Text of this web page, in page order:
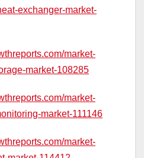
exchanger-market-
market-
market-108285
market-
market-111146
market-